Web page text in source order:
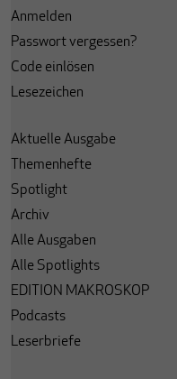
Anmelden
Passwort vergessen?
Code einlösen
Lesezeichen
Aktuelle Ausgabe
Themenhefte
Spotlight
Archiv
Alle Ausgaben
Alle Spotlights
EDITION MAKROSKOP
Podcasts
Leserbriefe